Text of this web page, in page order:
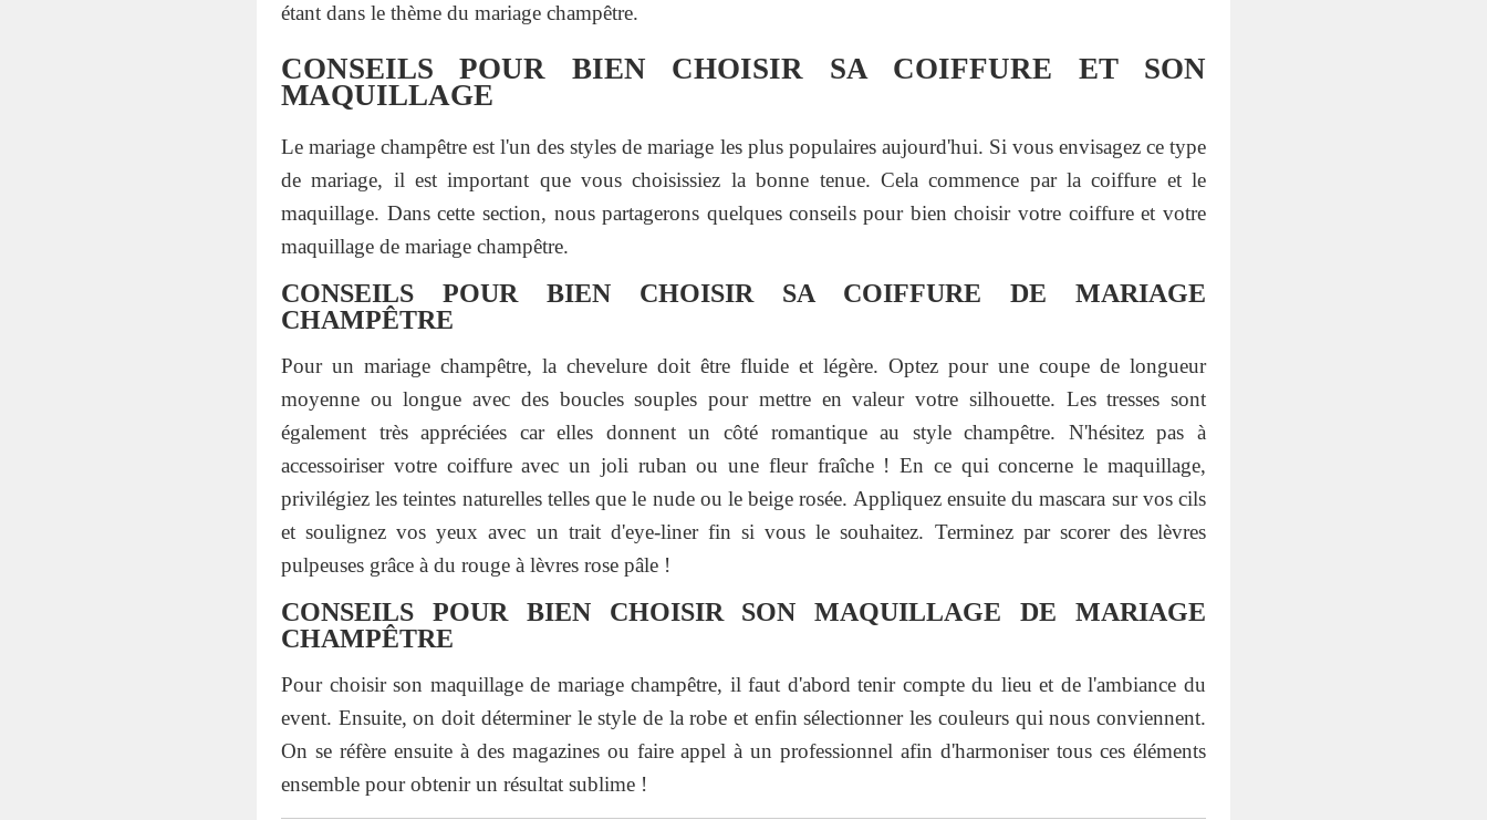
étant dans le thème du mariage champêtre.
CONSEILS POUR BIEN CHOISIR SA COIFFURE ET SON
MAQUILLAGE
Le mariage champêtre est l'un des styles de mariage les plus populaires aujourd'hui. Si vous envisagez ce type
de mariage, il est important que vous choisissiez la bonne tenue. Cela commence par la coiffure et le
maquillage. Dans cette section, nous partagerons quelques conseils pour bien choisir votre coiffure et votre
maquillage de mariage champêtre.
CONSEILS POUR BIEN CHOISIR SA COIFFURE DE MARIAGE
CHAMPÊTRE
Pour un mariage champêtre, la chevelure doit être fluide et légère. Optez pour une coupe de longueur
moyenne ou longue avec des boucles souples pour mettre en valeur votre silhouette. Les tresses sont
également très appréciées car elles donnent un côté romantique au style champêtre. N'hésitez pas à
accessoiriser votre coiffure avec un joli ruban ou une fleur fraîche ! En ce qui concerne le maquillage,
privilégiez les teintes naturelles telles que le nude ou le beige rosée. Appliquez ensuite du mascara sur vos cils
et soulignez vos yeux avec un trait d'eye-liner fin si vous le souhaitez. Terminez par scorer des lèvres
pulpeuses grâce à du rouge à lèvres rose pâle !
CONSEILS POUR BIEN CHOISIR SON MAQUILLAGE DE MARIAGE
CHAMPÊTRE
Pour choisir son maquillage de mariage champêtre, il faut d'abord tenir compte du lieu et de l'ambiance du
event. Ensuite, on doit déterminer le style de la robe et enfin sélectionner les couleurs qui nous conviennent.
On se réfère ensuite à des magazines ou faire appel à un professionnel afin d'harmoniser tous ces éléments
ensemble pour obtenir un résultat sublime !